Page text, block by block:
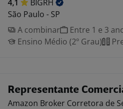
4,1
BIGRH
São Paulo - SP
A combinar
Entre 1 e 3
Ensino Médio (2º Grau)
Representante
Amazon Broker Corretora de